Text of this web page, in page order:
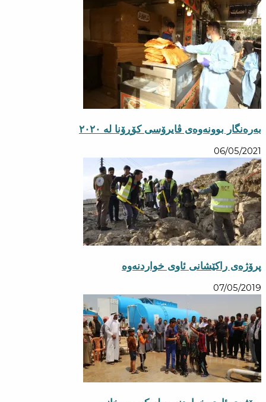
بەرەنگار بوونەوەی ڤایرۆسی کۆڕۆنا لە ٢٠٢٠
06/05/2021
پرۆژه‌ی راكێشانی ئاوی خواردنه‌وه‌
07/05/2019